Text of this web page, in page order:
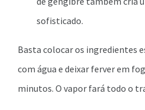
sofisticado.
Basta colocar os ingredientes
com água e deixar ferver em
minutos. O vapor fará todo o